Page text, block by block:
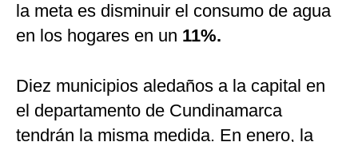
la meta es disminuir el consumo de agua
en los hogares en un 11%.
Diez municipios aledaños a la capital en
el departamento de Cundinamarca
tendrán la misma medida. En enero, la